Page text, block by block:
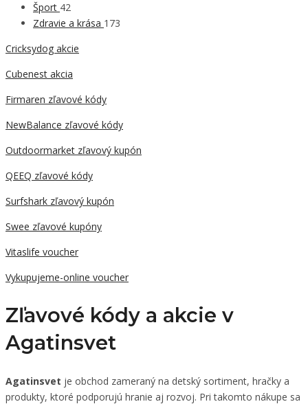
Šport 42
Zdravie a krása 173
Cricksydog akcie
Cubenest akcia
Firmaren zľavové kódy
NewBalance zľavové kódy
Outdoormarket zľavový kupón
QEEQ zľavové kódy
Surfshark zľavový kupón
Swee zľavové kupóny
Vitaslife voucher
Vykupujeme-online voucher
Zľavové kódy a akcie v
Agatinsvet
Agatinsvet je obchod zameraný na detský sortiment, hračky a
produkty, ktoré podporujú hranie aj rozvoj. Pri takomto nákupe sa